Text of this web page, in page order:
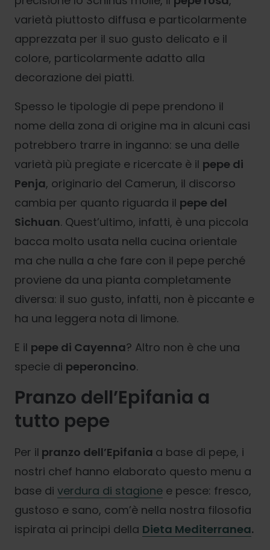
varietà piuttosto diffusa e particolarmente
apprezzata per il suo gusto delicato e il
colore, particolarmente adatto alla
decorazione dei piatti.
Spesso le tipologie di pepe prendono il
nome della zona di origine ma in alcuni casi
potrebbero trarre in inganno: se una delle
varietà più pregiate e ricercate è il pepe di
Penja, originario del Camerun, il discorso
cambia per quanto riguarda il pepe del
Sichuan. Quest’ultimo, infatti, è una piccola
bacca molto usata nella cucina orientale
ma che nulla a che fare con il pepe perché
proviene da una pianta completamente
diversa: il suo gusto, infatti, non è piccante e
ha una leggera nota di limone.
E il pepe di Cayenna? Altro non è che una
specie di peperoncino.
Pranzo dell’Epifania a
tutto pepe
Per il pranzo dell’Epifania a base di pepe, i
nostri chef hanno elaborato questo menu a
base di verdura di stagione e pesce: fresco,
gustoso e sano, com’è nella nostra filosofia
ispirata ai principi della Dieta Mediterranea.